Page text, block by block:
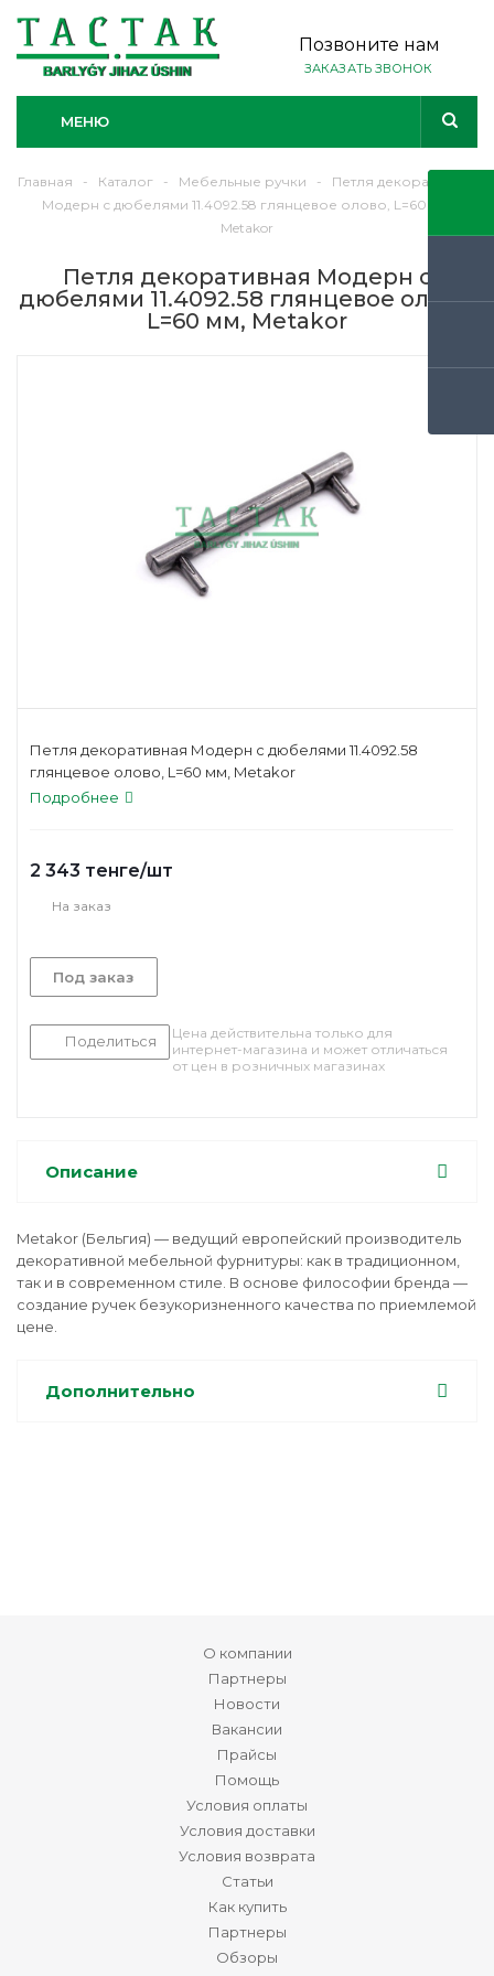
Позвоните нам
ЗАКАЗАТЬ ЗВОНОК
МЕНЮ
Главная - Каталог - Мебельные ручки -
Петля декоративная
Модерн с дюбелями 11.4092.58 глянцевое олово, L=60 мм,
Metakor
Петля декоративная Модерн с
дюбелями 11.4092.58 глянцевое олово,
L=60 мм, Metakor
Петля декоративная Модерн с дюбелями 11.4092.58
глянцевое олово, L=60 мм, Metakor
Подробнее
2 343 тенге/шт
На заказ
Под заказ
Поделиться
Цена действительна только для
интернет-магазина и может отличаться
от цен в розничных магазинах
Описание
Metakor (Бельгия) — ведущий европейский производитель
декоративной мебельной фурнитуры: как в традиционном,
так и в современном стиле. В основе философии бренда —
создание ручек безукоризненного качества по приемлемой
цене.
Дополнительно
О компании
Партнеры
Новости
Вакансии
Прайсы
Помощь
Условия оплаты
Условия доставки
Условия возврата
Статьи
Как купить
Партнеры
Обзоры